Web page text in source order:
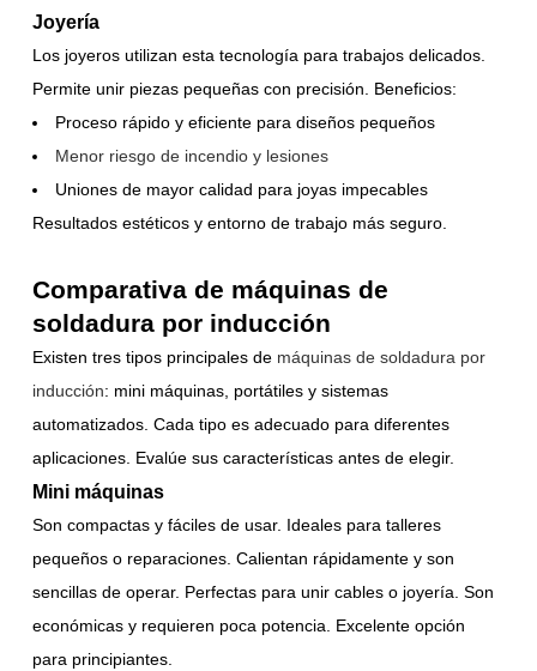
Joyería
Los joyeros utilizan esta tecnología para trabajos delicados.
Permite unir piezas pequeñas con precisión. Beneficios:
Proceso rápido y eficiente para diseños pequeños
Menor riesgo de incendio y lesiones
Uniones de mayor calidad para joyas impecables
Resultados estéticos y entorno de trabajo más seguro.
Comparativa de máquinas de
soldadura por inducción
Existen tres tipos principales de máquinas de soldadura por
inducción: mini máquinas, portátiles y sistemas
automatizados. Cada tipo es adecuado para diferentes
aplicaciones. Evalúe sus características antes de elegir.
Mini máquinas
Son compactas y fáciles de usar. Ideales para talleres
pequeños o reparaciones. Calientan rápidamente y son
sencillas de operar. Perfectas para unir cables o joyería. Son
económicas y requieren poca potencia. Excelente opción
para principiantes.